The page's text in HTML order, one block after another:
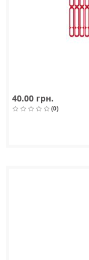
40.00 грн.
(0)